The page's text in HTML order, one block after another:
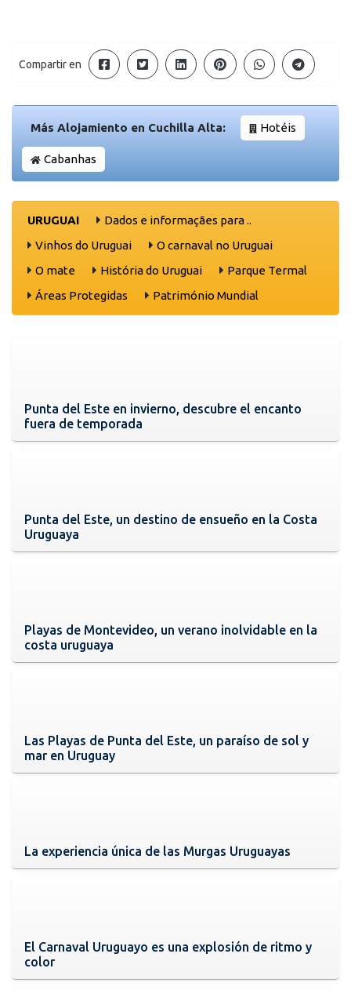
Compartir en
Más Alojamiento en Cuchilla Alta: Hotéis
Cabanhas
URUGUAI
Dados e informaçães para ..
Vinhos do Uruguai
O carnaval no Uruguai
O mate
História do Uruguai
Parque Termal
Áreas Protegidas
Património Mundial
Punta del Este en invierno, descubre el encanto
fuera de temporada
Punta del Este, un destino de ensueño en la Costa
Uruguaya
Playas de Montevideo, un verano inolvidable en la
costa uruguaya
Las Playas de Punta del Este, un paraíso de sol y
mar en Uruguay
La experiencia única de las Murgas Uruguayas
El Carnaval Uruguayo es una explosión de ritmo y
color